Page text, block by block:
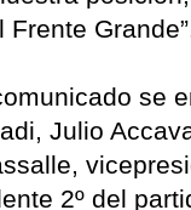
se
Julio
2º del